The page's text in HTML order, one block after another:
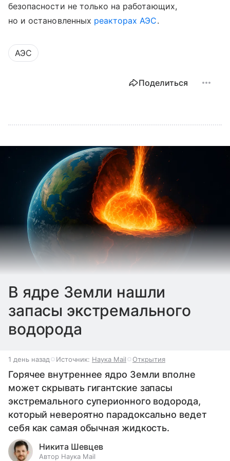
безопасности не только на работающих,
но и остановленных реакторах АЭС.
АЭС
Поделиться
В ядре Земли нашли
запасы экстремального
водорода
1 день назад Источник: Наука Mail Открытия
Горячее внутреннее ядро Земли вполне
может скрывать гигантские запасы
экстремального суперионного водорода,
который невероятно парадоксально ведет
себя как самая обычная жидкость.
Никита Шевцев
Автор Наука Mail